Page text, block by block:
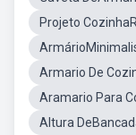
Projeto
Armario De
Aramario Para
Altura